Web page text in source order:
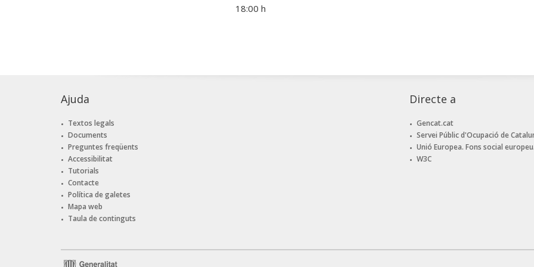
18:00 h
Ajuda
Textos legals
Documents
Preguntes freqüents
Accessibilitat
Tutorials
Contacte
Política de galetes
Mapa web
Taula de continguts
Directe a
Gencat.cat
Servei Públic d'Ocupació de
Unió Europea. Fons social europeu.
W3C